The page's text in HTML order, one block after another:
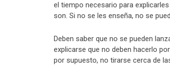
el tiempo necesario para
son. Si no se les enseña, no se
Deben saber que no se pueden
explicarse que no deben hacerlo
por supuesto, no tirarse cerca de